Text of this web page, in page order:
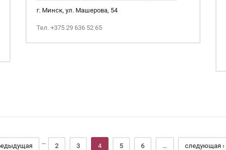
г. Минск, ул. Машерова, 54
Тел. +375 29 636 52 65
…
2 3 4 5 6 … следующая ›